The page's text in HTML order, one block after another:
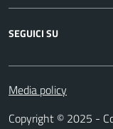
SEGUICI SU
Media policy
Copyright © 2025 -